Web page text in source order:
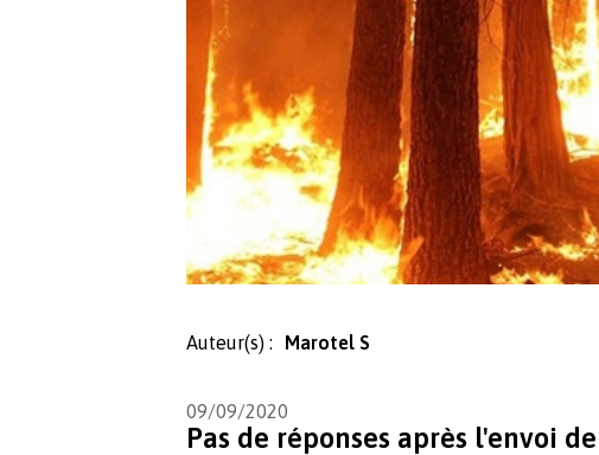
Auteur(s) : Marotel S
09/09/2020
Pas de réponses après l'envoi